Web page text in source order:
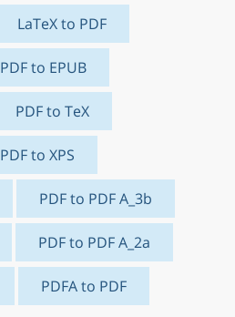
LaTeX to PDF
PDF to EPUB
PDF to TeX
PDF to XPS
PDF to PDF A_3b
PDF to PDF A_2a
PDFA to PDF